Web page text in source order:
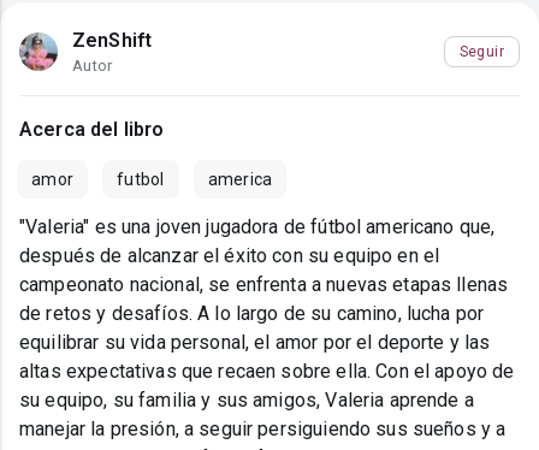
ZenShift
Autor
Seguir
Acerca del libro
amor futbol america
"Valeria" es una joven jugadora de fútbol americano que,
después de alcanzar el éxito con su equipo en el
campeonato nacional, se enfrenta a nuevas etapas llenas
de retos y desafíos. A lo largo de su camino, lucha por
equilibrar su vida personal, el amor por el deporte y las
altas expectativas que recaen sobre ella. Con el apoyo de
su equipo, su familia y sus amigos, Valeria aprende a
manejar la presión, a seguir persiguiendo sus sueños y a